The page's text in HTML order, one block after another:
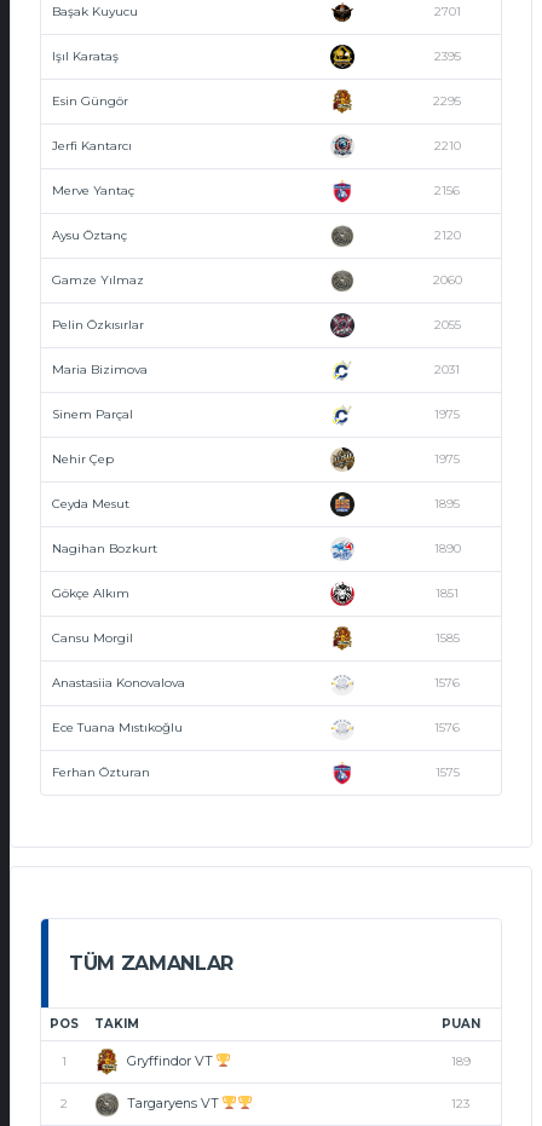
Başak Kuyucu 2701
Işıl Karataş 2395
Esin Güngör 2295
Jerfi Kantarcı 2210
Merve Yantaç 2156
Aysu Öztanç 2120
Gamze Yılmaz 2060
Pelin Özkısırlar 2055
Maria Bizimova 2031
Sinem Parçal 1975
Nehir Çep 1975
Ceyda Mesut 1895
Nagihan Bozkurt 1890
Gökçe Alkım 1851
Cansu Morgil 1585
Anastasiia Konovalova 1576
Ece Tuana Mıstıkoğlu 1576
Ferhan Özturan 1575
TÜM ZAMANLAR
POS TAKIM PUAN
1 Gryffindor VT 189
2 Targaryens VT 123